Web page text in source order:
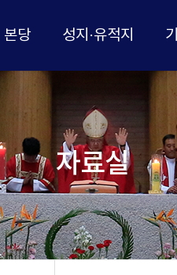
본당 성지·유적지
자료실